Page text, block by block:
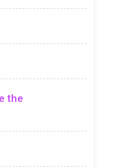
the